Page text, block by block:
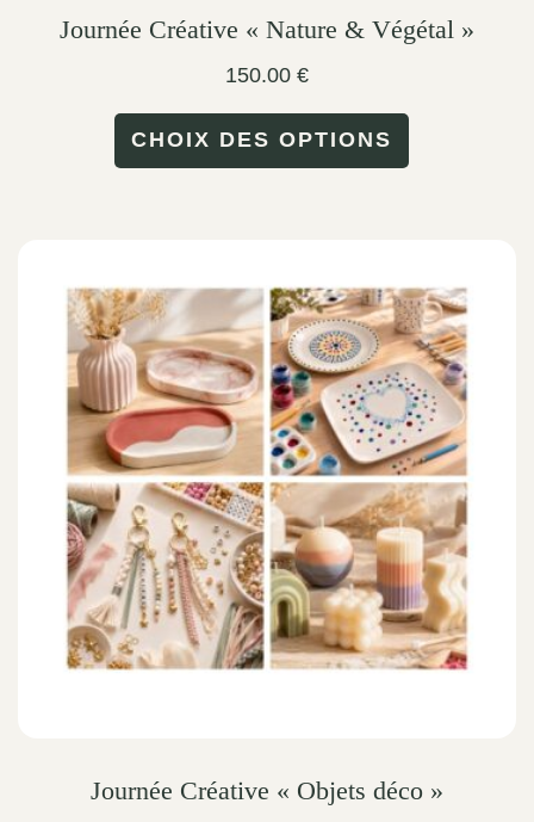
Journée Créative « Nature & Végétal »
150.00 €
CHOIX DES OPTIONS
variants.
The
options
may
be
chosen
on
the
product
page
Journée Créative « Objets déco »